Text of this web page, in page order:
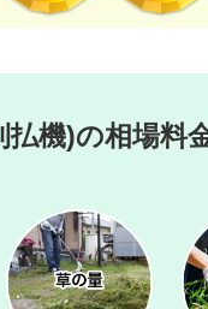
払機)の相場料